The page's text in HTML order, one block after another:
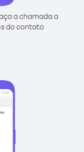
a chamada a
do contato